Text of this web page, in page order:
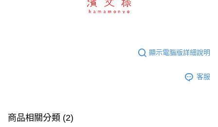
顯示電腦版詳細說明
客服
商品相關分類 (2)